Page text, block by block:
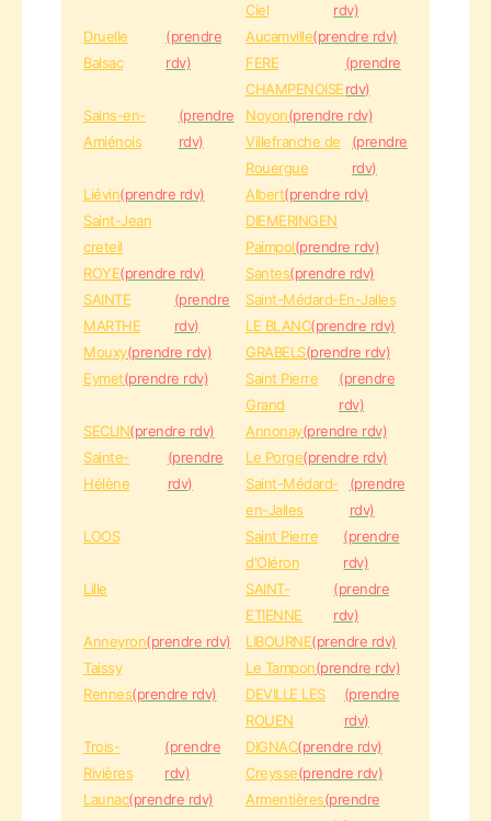
Ciel
rdv)
Druelle
Balsac
(prendre
rdv)
Aucamville(prendre rdv)
FERE
CHAMPENOISE
(prendre
rdv)
Sains-en-
Amiénois
(prendre
rdv)
Noyon(prendre rdv)
Villefranche de
Rouergue
(prendre
rdv)
Liévin(prendre rdv) Albert(prendre rdv)
Saint-Jean
DIEMERINGEN
creteil
Paimpol(prendre rdv)
ROYE(prendre rdv) Santes(prendre rdv)
SAINTE
MARTHE
(prendre
rdv)
Saint-Médard-En-Jalles
LE BLANC(prendre rdv)
Mouxy(prendre rdv) GRABELS(prendre rdv)
Eymet(prendre rdv)
Saint Pierre
Grand
(prendre
rdv)
SECLIN(prendre rdv) Annonay(prendre rdv)
Sainte-
Hélène
(prendre
rdv)
Le Porge(prendre rdv)
Saint-Médard-
en-Jalles
(prendre
rdv)
LOOS
Saint Pierre
d'Oléron
(prendre
rdv)
Lille
SAINT-
ETIENNE
(prendre
rdv)
Anneyron(prendre rdv) LIBOURNE(prendre rdv)
Taissy
Le Tampon(prendre rdv)
Rennes(prendre rdv)
DEVILLE LES
ROUEN
(prendre
rdv)
Trois-
Rivières
(prendre
rdv)
DIGNAC(prendre rdv)
Creysse(prendre rdv)
Launac(prendre rdv) Armentières(prendre